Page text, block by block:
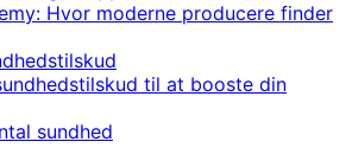
Hvor moderne producere finder
til at booste din